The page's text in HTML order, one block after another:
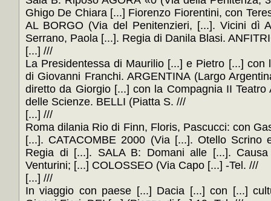
Ghigo De Chiara [...] Fiorenzo Fiorentini, con
AL BORGO (Via del Penitenzieri, [...]. Vicini dì
Serrano, Paola [...]. Regia di Danila Blasi.
[...] ///
La Presidentessa di Maurilio [...] e Pietro [...] con
di Giovanni Franchi. ARGENTINA (Largo
diretto da Giorgio [...] con la Compagnia II Teatro
delle Scienze. BELLI (Piatta S. ///
[...] ///
Roma dilania Rio di Finn, Floris, Pascucci: con
[...]. CATACOMBE 2000 (Via [...]. Otello Scrino
Regia di [...]. SALA B: Domani alle [...].
Venturini; [...] COLOSSEO (Via Capo [...] -Tel. ///
[...] ///
In viaggio con paese [...] Dacia [...] con [...]